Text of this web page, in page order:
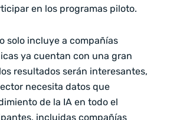
en los programas piloto.
solo incluye a compañías
ya cuentan con una gran
resultados serán interesantes,
necesita datos que
de la IA en todo el
incluidas compañías